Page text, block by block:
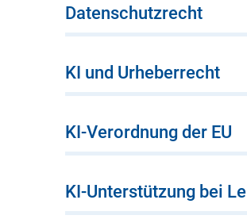
Datenschutzrecht
KI und Urheberrecht
KI-Verordnung der EU
KI-Unterstützung bei